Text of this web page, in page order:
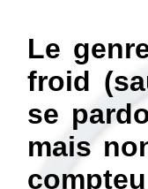
Le
froid
se
mais